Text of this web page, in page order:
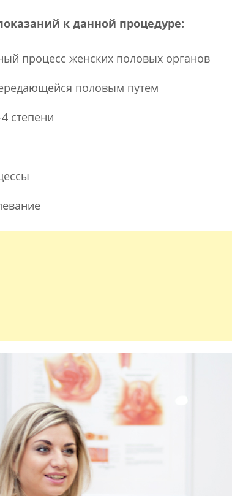
к данной процедуре:
процесс женских половых органов
половым путем
степени